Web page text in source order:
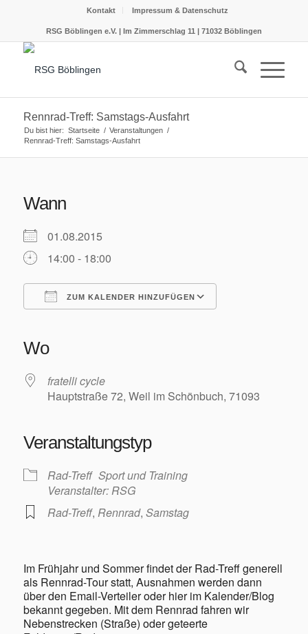
Kontakt Impressum & Datenschutz
RSG Böblingen e.V. | Im Zimmerschlag 11 | 71032 Böblingen
Rennrad-Treff: Samstags-Ausfahrt
Du bist hier: Startseite / Veranstaltungen /
Rennrad-Treff: Samstags-Ausfahrt
Wann
01.08.2015
14:00 - 18:00
ZUM KALENDER HINZUFÜGEN
Wo
fratelli cycle
Hauptstraße 72, Weil im Schönbuch, 71093
Veranstaltungstyp
Rad-Treff Sport und Training
Veranstalter: RSG
Rad-Treff, Rennrad, Samstag
Im Frühjahr und Sommer findet der Rad-Treff generell
als Rennrad-Tour statt, Ausnahmen werden dann
über den Email-Verteiler oder hier im Kalender/Blog
bekannt gegeben. Mit dem Rennrad fahren wir
Nebenstrecken (Straße) oder geteerte